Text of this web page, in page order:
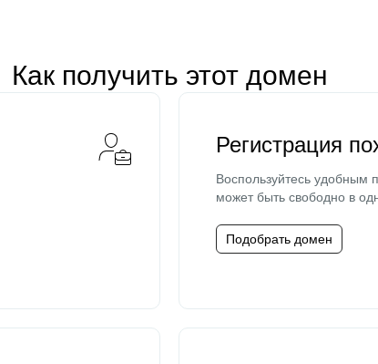
Как получить этот домен
Регистрация
Воспользуйтесь
может быть свободно в
Подобрать домен